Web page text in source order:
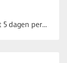
VERKOOPMEDEWERKER HORLOGES 4 tot 5 dagen per week Heb jij een passie voor …